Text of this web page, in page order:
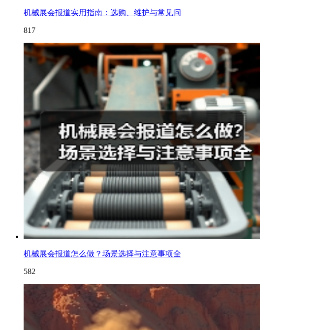
机械展会报道实用指南：选购、维护与常见问
817
机械展会报道怎么做？场景选择与注意事项全
582